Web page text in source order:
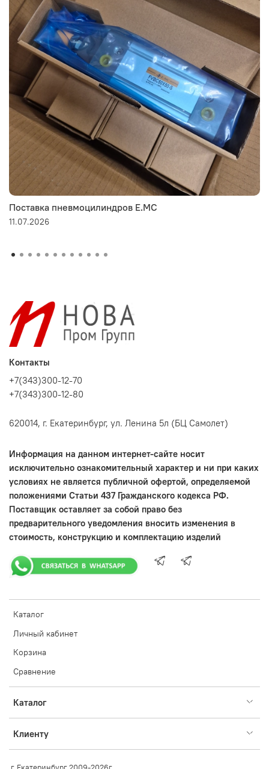
Поставка пневмоцилиндров E.MC
11.07.2026
Каталог
Личный кабинет
Корзина
Сравнение
Каталог
Клиенту
Контакты
+7(343)300-12-70
+7(343)300-12-80
620014, г. Екатеринбург, ул. Ленина 5л (БЦ Самолет)
Информация на данном интернет-сайте носит
исключительно ознакомительный характер и ни при каких
условиях не является публичной офертой, определяемой
положениями Статьи 437 Гражданского кодекса РФ.
Поставщик оставляет за собой право без
предварительного уведомления вносить изменения в
стоимость, конструкцию и комплектацию изделий